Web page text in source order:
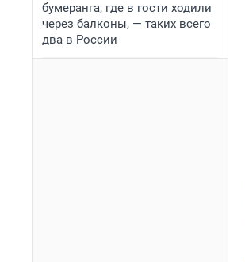
бумеранга, где в гости ходили
через балконы, — таких всего
два в России